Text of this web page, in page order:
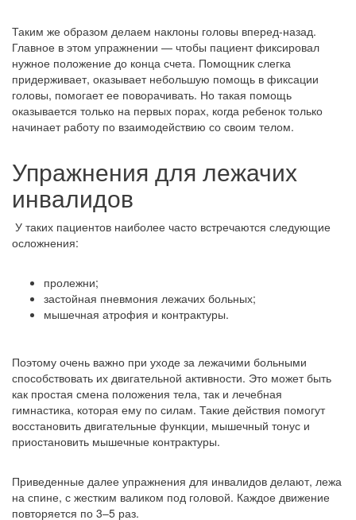
Таким же образом делаем наклоны головы вперед-назад.
Главное в этом упражнении — чтобы пациент фиксировал
нужное положение до конца счета. Помощник слегка
придерживает, оказывает небольшую помощь в фиксации
головы, помогает ее поворачивать. Но такая помощь
оказывается только на первых порах, когда ребенок только
начинает работу по взаимодействию со своим телом.
Упражнения для лежачих
инвалидов
У таких пациентов наиболее часто встречаются следующие
осложнения:
пролежни;
застойная пневмония лежачих больных;
мышечная атрофия и контрактуры.
Поэтому очень важно при уходе за лежачими больными
способствовать их двигательной активности. Это может быть
как простая смена положения тела, так и лечебная
гимнастика, которая ему по силам. Такие действия помогут
восстановить двигательные функции, мышечный тонус и
приостановить мышечные контрактуры.
Приведенные далее упражнения для инвалидов делают, лежа
на спине, с жестким валиком под головой. Каждое движение
повторяется по 3–5 раз.